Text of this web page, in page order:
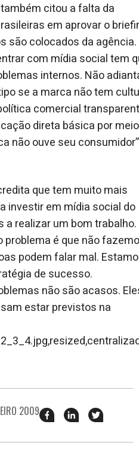
citou a falta da
em aprovar o
são colocados da agência.
com mídia social tem
internos. Não
se a marca não tem
comercial
direta básica por meio
não ouve seu
que tem muito mais
investir em mídia social do
realizar um bom trabalho.
problema é que não
podem falar mal.
de sucesso.
não são acasos.
estar previstos na
2009 Compartilhar
esse
no
Compartilhar
esse
no
Twittar
em
janela